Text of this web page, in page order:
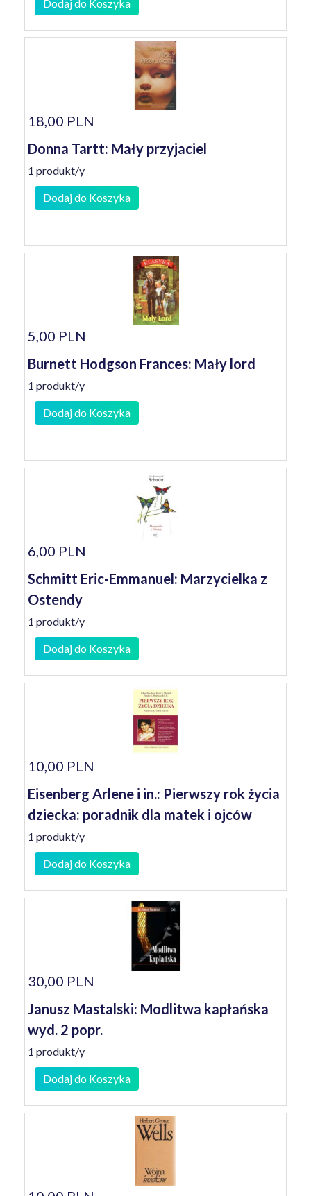
Dodaj do Koszyka
18,00 PLN
Donna Tartt: Mały przyjaciel
1 produkt/y
Dodaj do Koszyka
5,00 PLN
Burnett Hodgson Frances: Mały lord
1 produkt/y
Dodaj do Koszyka
6,00 PLN
Schmitt Eric-Emmanuel: Marzycielka z
Ostendy
1 produkt/y
Dodaj do Koszyka
10,00 PLN
Eisenberg Arlene i in.: Pierwszy rok życia
dziecka: poradnik dla matek i ojców
1 produkt/y
Dodaj do Koszyka
30,00 PLN
Janusz Mastalski: Modlitwa kapłańska
wyd. 2 popr.
1 produkt/y
Dodaj do Koszyka